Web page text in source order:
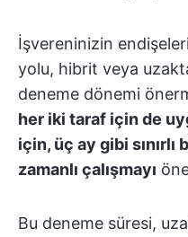
İşvereninizin
yolu, hibrit veya
deneme dönemi
her iki taraf için de
için, üç ay gibi
zamanlı çalışmayı
Bu deneme süresi,